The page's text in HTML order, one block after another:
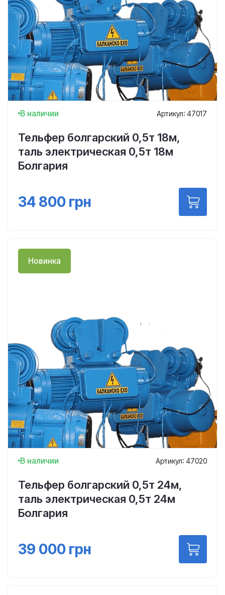
В наличии Артикул: 47017
Тельфер болгарский 0,5т 18м,
таль электрическая 0,5т 18м
Болгария
34 800 грн
Новинка
В наличии Артикул: 47020
Тельфер болгарский 0,5т 24м,
таль электрическая 0,5т 24м
Болгария
39 000 грн